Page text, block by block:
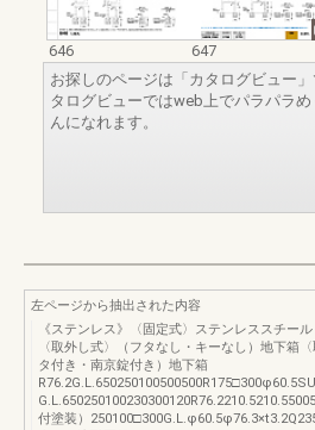
646
647
お探しのページは「カタログビュー
タログビューではweb上でパラパラ
んになれます。
左ページから抽出された内容
《ステンレス》〈固定式〉ステンレススチール
〈取外し式〉（フタなし・キーなし）地下箱
タ付き・南京錠付き）地下箱
付塗装）